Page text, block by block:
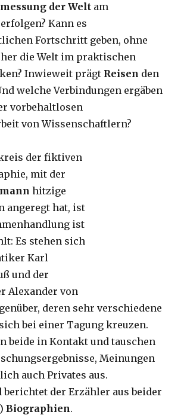
der Welt am
Kann es
Fortschritt geben, ohne
die Welt im praktischen
Inwieweit prägt Reisen den
welche Verbindungen ergäben
vorbehaltlosen
von Wissenschaftlern?
der fiktiven
mit der
hitzige
angeregt hat, ist
ist
Es stehen sich
Karl
und der
Alexander von
deren sehr verschiedene
bei einer Tagung kreuzen.
beide in Kontakt und tauschen
Meinungen
auch Privates aus.
berichtet der Erzähler aus beider
Biographien.